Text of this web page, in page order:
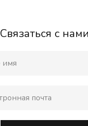
Связаться с нами